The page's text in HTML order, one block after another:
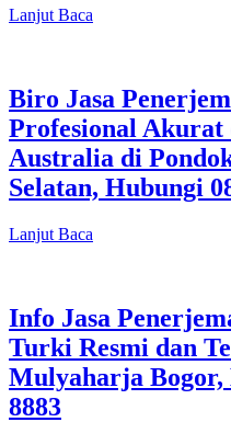
Lanjut Baca
Biro Jasa
Profesional Akurat
Australia di
Selatan, Hubungi
Lanjut Baca
Info Jasa
Turki Resmi dan
Mulyaharja Bogor,
8883